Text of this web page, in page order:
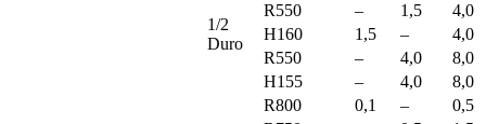
1/2
Duro
R550
– 1,5
4,0
H160
1,5 –
4,0
R550
– 4,0
8,0
H155
– 4,0 8,0
R800 0,1 –
0,5